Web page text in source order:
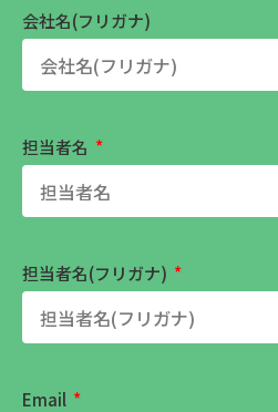
会社名(フリガナ)
担当者名
担当者名(フリガナ)
Email